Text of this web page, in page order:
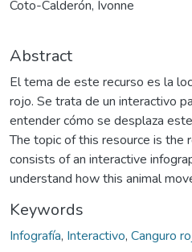
Coto-Calderón, Ivonne
Abstract
El tema de este recurso es la
rojo. Se trata de un interactivo
entender cómo se desplaza
The topic of this resource is the
consists of an interactive
understand how this animal
Keywords
Infografía, Interactivo, Canguro